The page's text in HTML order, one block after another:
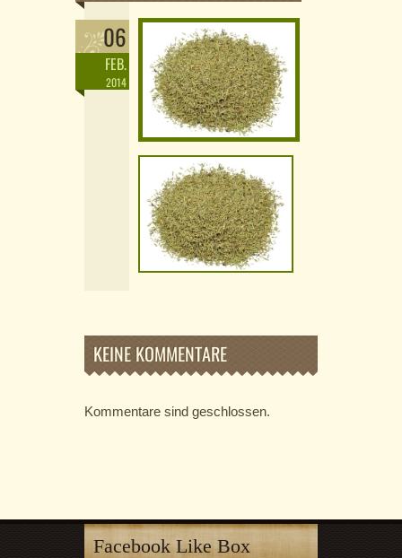
06
FEB.
2014
KEINE KOMMENTARE
Kommentare sind geschlossen.
Facebook Like Box